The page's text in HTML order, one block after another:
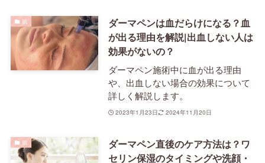
肌
ダーマペンは血だらけになる？血
が出る理由を解説|出血しない人は
効果がないの？
ダーマペン施術中に血が出る理由
や、出血しない場合の効果について
詳しく解説します。
2023年1月23日 2024年11月20日
肌
ダーマペン直後のケア方法は？ワ
セリン保湿のタイミングや洗顔・